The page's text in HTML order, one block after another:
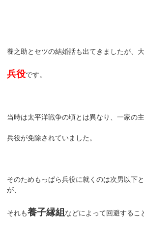
養之助とセツの結婚話も出てきましたが、
兵役です。
当時は太平洋戦争の頃とは異なり、一家の
兵役が免除されていました。
そのためもっぱら兵役に就くのは次男以下
が、
それも養子縁組 などによって回避するこ